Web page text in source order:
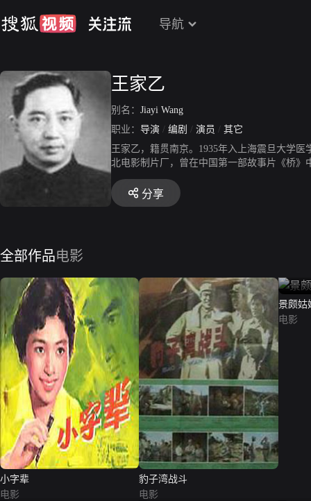
导航
王家乙
别名： Jiayi Wang
职业： 导演 / 编剧 / 演员 / 其它
王家乙，籍贯南京。1935年入上海震旦大学
北电影制片厂，曾在中国第一部故事片《桥》
摄影师王春泉、作曲家雷振邦一起深入少数
奖。
分享
全部作品电影
小字辈
电影
豹子湾战斗
电影
景颇姑
电影